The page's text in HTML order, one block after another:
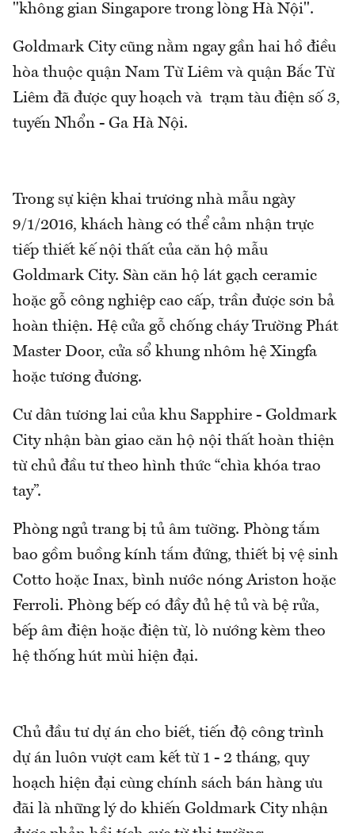
"không gian Singapore trong lòng Hà Nội".
Goldmark City cũng nằm ngay gần hai hồ điều
hòa thuộc quận Nam Từ Liêm và quận Bắc Từ
Liêm đã được quy hoạch và trạm tàu điện số 3,
tuyến Nhổn - Ga Hà Nội.
Trong sự kiện khai trương nhà mẫu ngày
9/1/2016, khách hàng có thể cảm nhận trực
tiếp thiết kế nội thất của căn hộ mẫu
Goldmark City. Sàn căn hộ lát gạch ceramic
hoặc gỗ công nghiệp cao cấp, trần được sơn bả
hoàn thiện. Hệ cửa gỗ chống cháy Trường Phát
Master Door, cửa sổ khung nhôm hệ Xingfa
hoặc tương đương.
Cư dân tương lai của khu Sapphire - Goldmark
City nhận bàn giao căn hộ nội thất hoàn thiện
từ chủ đầu tư theo hình thức “chìa khóa trao
tay”.
Phòng ngủ trang bị tủ âm tường. Phòng tắm
bao gồm buồng kính tắm đứng, thiết bị vệ sinh
Cotto hoặc Inax, bình nước nóng Ariston hoặc
Ferroli. Phòng bếp có đầy đủ hệ tủ và bệ rửa,
bếp âm điện hoặc điện từ, lò nướng kèm theo
hệ thống hút mùi hiện đại.
Chủ đầu tư dự án cho biết, tiến độ công trình
dự án luôn vượt cam kết từ 1 - 2 tháng, quy
hoạch hiện đại cùng chính sách bán hàng ưu
đãi là những lý do khiến Goldmark City nhận